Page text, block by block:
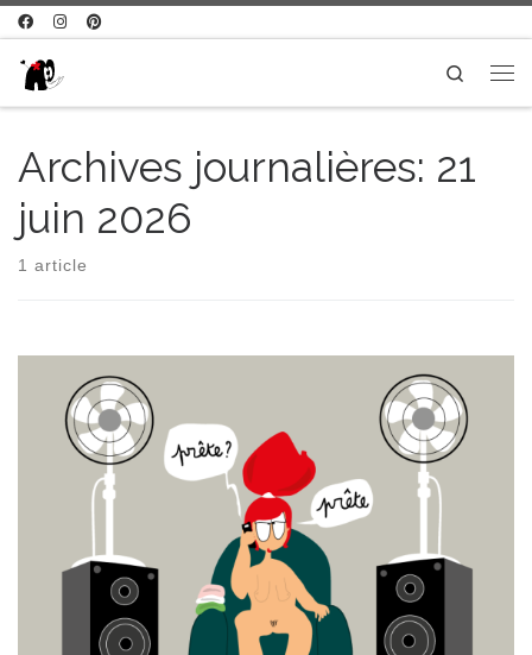
Passer au contenu
Search
Archives journalières: 21
juin 2026
1 article